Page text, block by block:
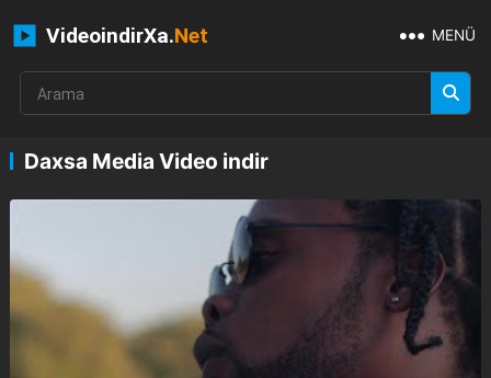
VideoindirXa.Net MENÜ
Daxsa Media Video indir